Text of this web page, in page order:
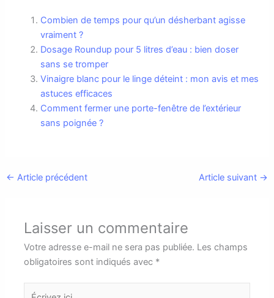
Combien de temps pour qu’un désherbant agisse
vraiment ?
Dosage Roundup pour 5 litres d’eau : bien doser
sans se tromper
Vinaigre blanc pour le linge déteint : mon avis et mes
astuces efficaces
Comment fermer une porte-fenêtre de l’extérieur
sans poignée ?
← Article précédent Article suivant →
Laisser un commentaire
Votre adresse e-mail ne sera pas publiée. Les champs
obligatoires sont indiqués avec *
Écrivez